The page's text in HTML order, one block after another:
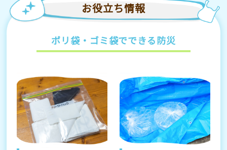
お役立ち情報
ポリ袋・ゴミ袋でできる防災